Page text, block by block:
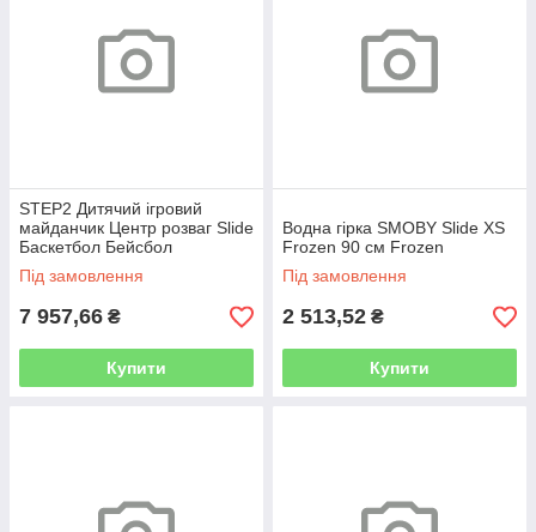
STEP2 Дитячий ігровий
майданчик Центр розваг Slide
Баскетбол Бейсбол
Під замовлення
7 957,66 ₴
Купити
Водна гірка SMOBY Slide XS
Frozen 90 см Frozen
Під замовлення
2 513,52 ₴
Купити